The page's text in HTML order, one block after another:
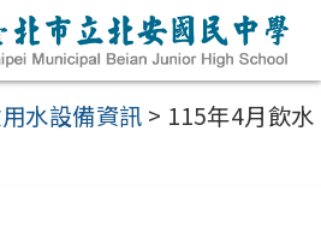
水設備資訊 > 115年4月飲水